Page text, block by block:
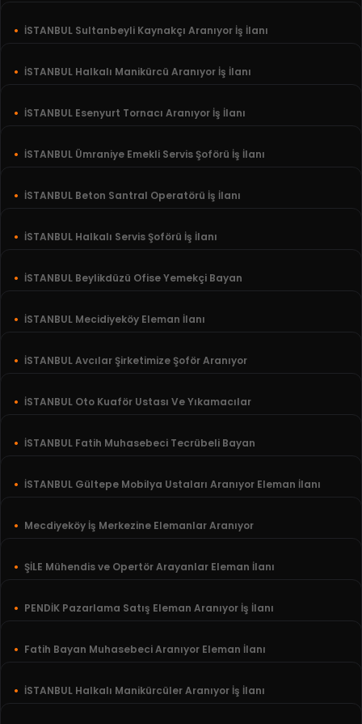
İSTANBUL Sultanbeyli Kaynakçı Aranıyor İş İlanı
İSTANBUL Halkalı Manikürcü Aranıyor İş İlanı
İSTANBUL Esenyurt Tornacı Aranıyor İş İlanı
İSTANBUL Ümraniye Emekli Servis Şoförü İş İlanı
İSTANBUL Beton Santral Operatörü İş İlanı
İSTANBUL Halkalı Servis Şoförü İş İlanı
İSTANBUL Beylikdüzü Ofise Yemekçi Bayan
İSTANBUL Mecidiyeköy Eleman İlanı
İSTANBUL Avcılar Şirketimize Şoför Aranıyor
İSTANBUL Oto Kuaför Ustası Ve Yıkamacılar
İSTANBUL Fatih Muhasebeci Tecrübeli Bayan
İSTANBUL Gültepe Mobilya Ustaları Aranıyor Eleman İlanı
Mecdiyeköy İş Merkezine Elemanlar Aranıyor
ŞİLE Mühendis ve Opertör Arayanlar Eleman İlanı
PENDİK Pazarlama Satış Eleman Aranıyor İş İlanı
Fatih Bayan Muhasebeci Aranıyor Eleman İlanı
İSTANBUL Halkalı Manikürcüler Aranıyor İş İlanı